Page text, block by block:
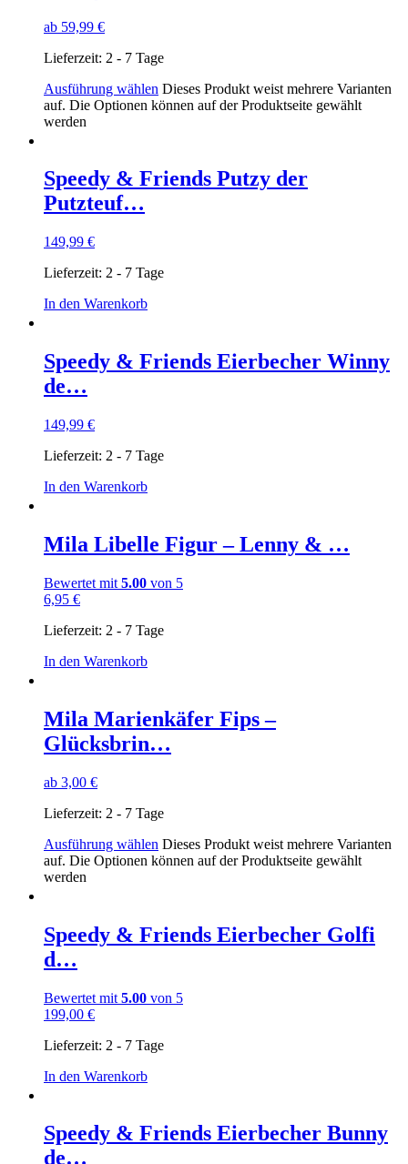
ab 59,99 €
Lieferzeit: 2 - 7 Tage
Ausführung wählen Dieses Produkt weist mehrere Varianten
auf. Die Optionen können auf der Produktseite gewählt
werden
Speedy & Friends Putzy der
Putzteuf…
149,99 €
Lieferzeit: 2 - 7 Tage
In den Warenkorb
Speedy & Friends Eierbecher Winny
de…
149,99 €
Lieferzeit: 2 - 7 Tage
In den Warenkorb
Mila Libelle Figur – Lenny & …
Bewertet mit 5.00 von 5
6,95 €
Lieferzeit: 2 - 7 Tage
In den Warenkorb
Mila Marienkäfer Fips –
Glücksbrin…
ab 3,00 €
Lieferzeit: 2 - 7 Tage
Ausführung wählen Dieses Produkt weist mehrere Varianten
auf. Die Optionen können auf der Produktseite gewählt
werden
Speedy & Friends Eierbecher Golfi
d…
Bewertet mit 5.00 von 5
199,00 €
Lieferzeit: 2 - 7 Tage
In den Warenkorb
Speedy & Friends Eierbecher Bunny
de…